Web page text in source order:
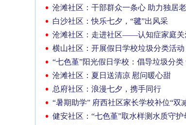
沧滩社区：干部群众一条心 助力独居
白沙社区：快乐七夕，“毽”出风采
沧滩社区：走进社区——认知症家庭关
横山社区：开展假日学校垃圾分类活动
“七色堇”阳光假日学校：倡导垃圾分类
沧滩社区：夏日送清凉 慰问暖心甜
总府社区：浪漫七夕，携手同行
“暑期助学” 府西社区家长学校补位“双
健安社区：“七色堇”取水样测水质守护